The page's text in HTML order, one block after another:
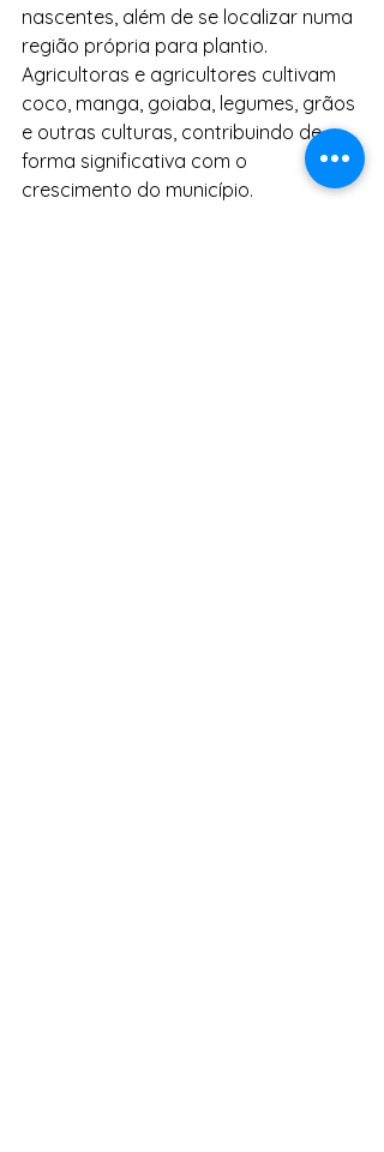
nascentes, além de se localizar numa
região própria para plantio.
Agricultoras e agricultores cultivam
coco, manga, goiaba, legumes, grãos
e outras culturas, contribuindo de
forma significativa com o
crescimento do município.